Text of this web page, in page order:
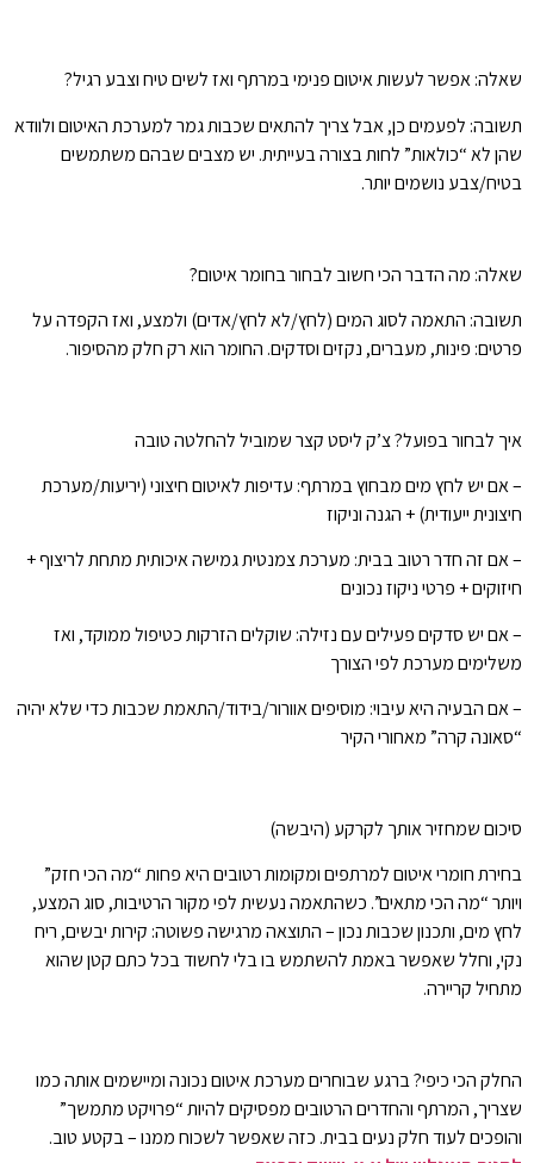
שאלה: אפשר לעשות איטום פנימי במרתף ואז לשים טיח וצבע רגיל?
תשובה: לפעמים כן, אבל צריך להתאים שכבות גמר למערכת האיטום ולוודא
שהן לא “כולאות” לחות בצורה בעייתית. יש מצבים שבהם משתמשים
בטיח/צבע נושמים יותר.
שאלה: מה הדבר הכי חשוב לבחור בחומר איטום?
תשובה: התאמה לסוג המים (לחץ/לא לחץ/אדים) ולמצע, ואז הקפדה על
פרטים: פינות, מעברים, נקזים וסדקים. החומר הוא רק חלק מהסיפור.
איך לבחור בפועל? צ’ק ליסט קצר שמוביל להחלטה טובה
– אם יש לחץ מים מבחוץ במרתף: עדיפות לאיטום חיצוני (יריעות/מערכת
חיצונית ייעודית) + הגנה וניקוז
– אם זה חדר רטוב בבית: מערכת צמנטית גמישה איכותית מתחת לריצוף +
חיזוקים + פרטי ניקוז נכונים
– אם יש סדקים פעילים עם נזילה: שוקלים הזרקות כטיפול ממוקד, ואז
משלימים מערכת לפי הצורך
– אם הבעיה היא עיבוי: מוסיפים אוורור/בידוד/התאמת שכבות כדי שלא יהיה
“סאונה קרה” מאחורי הקיר
סיכום שמחזיר אותך לקרקע (היבשה)
בחירת חומרי איטום למרתפים ומקומות רטובים היא פחות “מה הכי חזק”
ויותר “מה הכי מתאים”. כשהתאמה נעשית לפי מקור הרטיבות, סוג המצע,
לחץ מים, ותכנון שכבות נכון – התוצאה מרגישה פשוטה: קירות יבשים, ריח
נקי, וחלל שאפשר באמת להשתמש בו בלי לחשוד בכל כתם קטן שהוא
מתחיל קריירה.
החלק הכי כיפי? ברגע שבוחרים מערכת איטום נכונה ומיישמים אותה כמו
שצריך, המרתף והחדרים הרטובים מפסיקים להיות “פרויקט מתמשך”
והופכים לעוד חלק נעים בבית. כזה שאפשר לשכוח ממנו – בקטע טוב.